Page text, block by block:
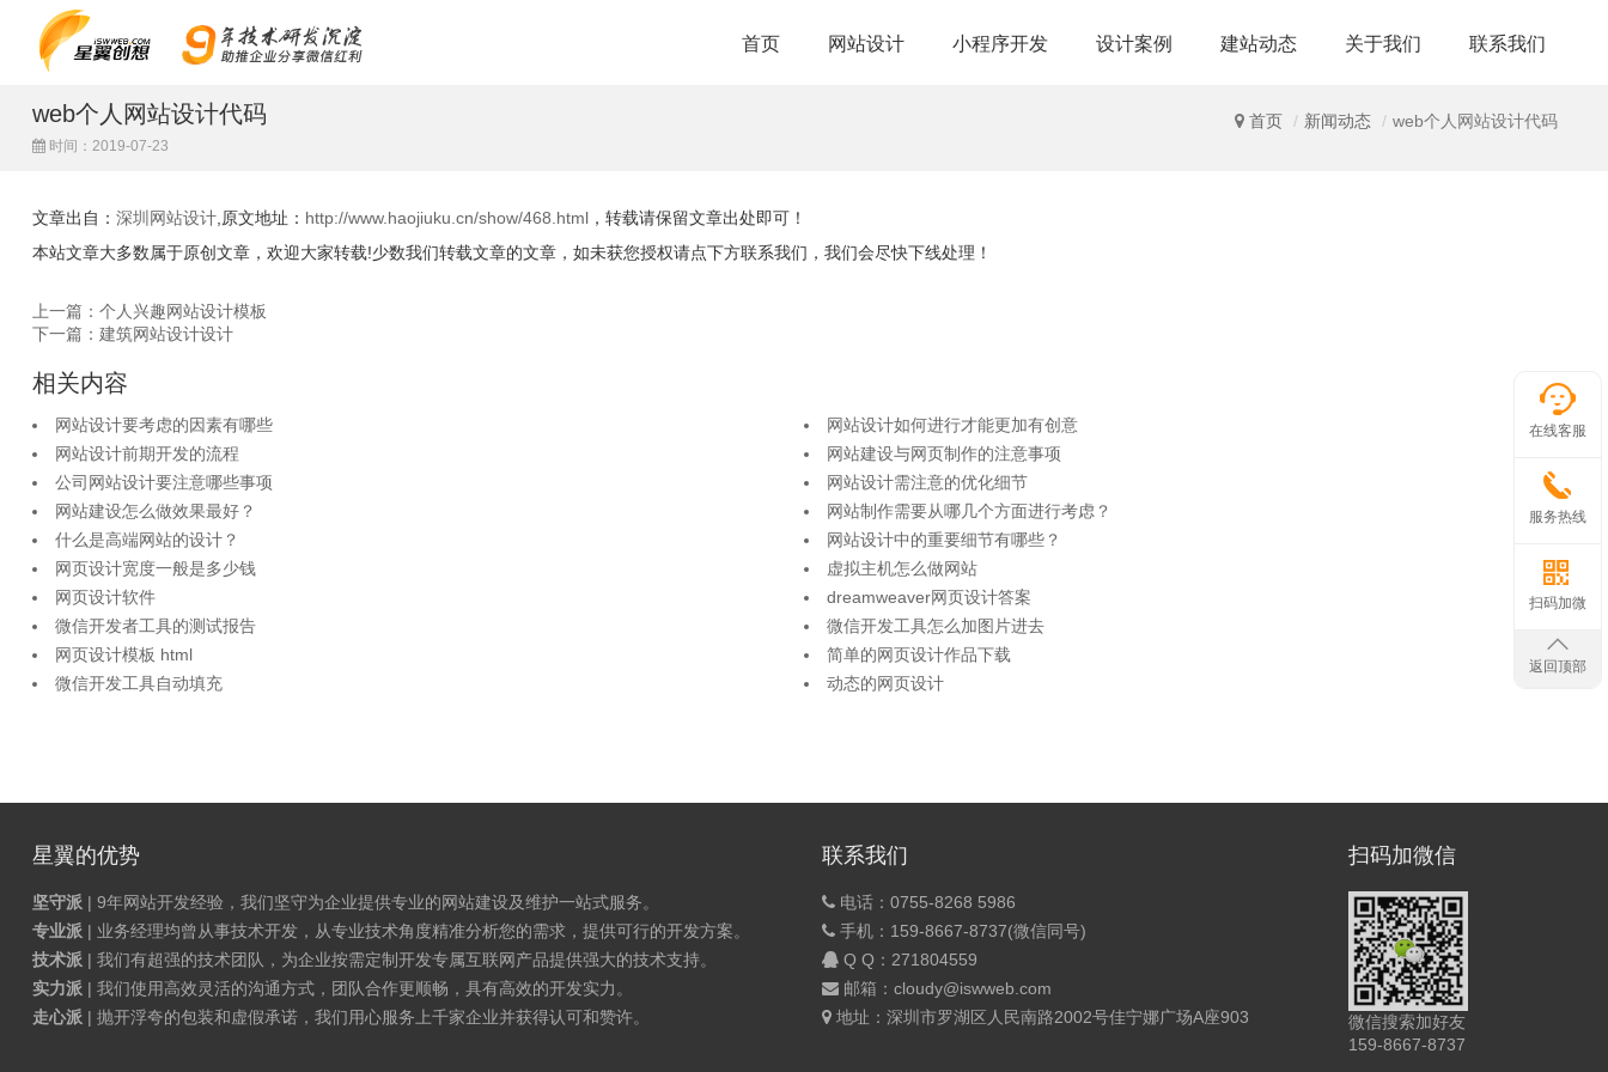
首页 网站设计 小程序开发 设计案例 建站动态 关于我们 联系我们
首页 新闻动态 web个人网站设计代码
web个人网站设计代码
时间：2019-07-23
文章出自： 深圳网站设计 ,原文地址： http://www.haojiuku.cn/show/468.html ，转载请保留文章出处即可！
本站文章大多数属于原创文章，欢迎大家转载!少数我们转载文章的文章，如未获您授权请点下方联系我们，我们会尽快下线处理！
上一篇：个人兴趣网站设计模板
下一篇：建筑网站设计设计
相关内容
网站设计要考虑的因素有哪些
网站设计如何进行才能更加有创意
网站设计前期开发的流程
网站建设与网页制作的注意事项
公司网站设计要注意哪些事项
网站设计需注意的优化细节
网站建设怎么做效果最好？
网站制作需要从哪几个方面进行考虑？
什么是高端网站的设计？
网站设计中的重要细节有哪些？
网页设计宽度一般是多少钱
虚拟主机怎么做网站
网页设计软件
dreamweaver网页设计答案
微信开发者工具的测试报告
微信开发工具怎么加图片进去
网页设计模板 html
简单的网页设计作品下载
微信开发工具自动填充
动态的网页设计
星翼的优势
坚守派 | 9年网站开发经验，我们坚守为企业提供专业的网站建设及维护一站式服务。
专业派 | 业务经理均曾从事技术开发，从专业技术角度精准分析您的需求，提供可行的开发方案。
技术派 | 我们有超强的技术团队，为企业按需定制开发专属互联网产品提供强大的技术支持。
实力派 | 我们使用高效灵活的沟通方式，团队合作更顺畅，具有高效的开发实力。
走心派 | 抛开浮夸的包装和虚假承诺，我们用心服务上千家企业并获得认可和赞许。
联系我们
电话：0755-8268 5986
手机：159-8667-8737(微信同号)
Q Q： 271804559
邮箱：cloudy@iswweb.com
地址：深圳市罗湖区人民南路2002号佳宁娜广场A座903
扫码加微信
微信搜索加好友
159-8667-8737
在线客服
服务热线
扫码加微
返回顶部